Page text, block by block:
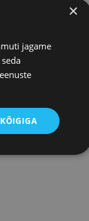
×
jagame